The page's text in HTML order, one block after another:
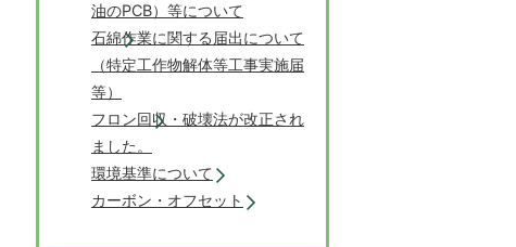
油のPCB）等について
石綿作業に関する届出について
（特定工作物解体等工事実施届
等）
フロン回収・破壊法が改正され
ました。
環境基準について
カーボン・オフセット